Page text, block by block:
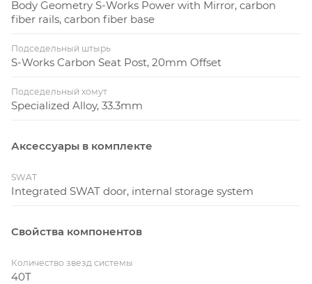
Body Geometry S-Works Power with Mirror, carbon
fiber rails, carbon fiber base
Подседельный штырь
S-Works Carbon Seat Post, 20mm Offset
Подседельный хомут
Specialized Alloy, 33.3mm
Аксессуары в комплекте
SWAT
Integrated SWAT door, internal storage system
Свойства компонентов
Количество звезд системы
40T